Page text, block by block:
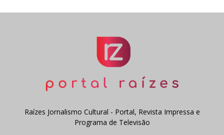
Raízes Jornalismo Cultural - Portal, Revista Impressa e
Programa de Televisão